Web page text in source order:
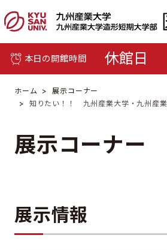
本日の開館時間 休館日
ホーム
展示コーナー
知りたい！！ 九州産業大学・九州産
展示コーナー
展示情報